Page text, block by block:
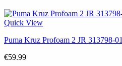
Quick View
Puma Kruz Profoam 2 JR 313798-01
€59.99